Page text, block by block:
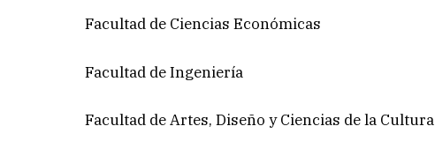
Facultad de Ciencias Económicas
Facultad de Ingeniería
Facultad de Artes, Diseño y Ciencias de la Cultura